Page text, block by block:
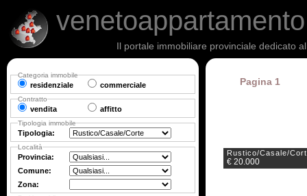
Il portale immobiliare provinciale dedicato
Pagina 1
Rustico/Casale/
€ 20.000
Categoria immobile
residenziale commerciale
Contratto
vendita affitto
Tipologia immobile
Tipologia:
Località
Provincia:
Comune:
Zona: